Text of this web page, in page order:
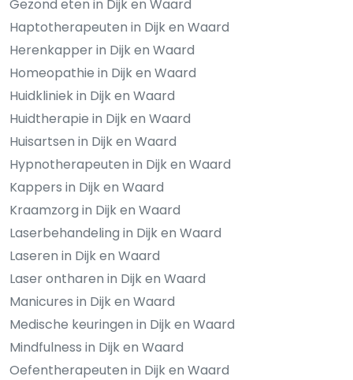
Gezond eten in Dijk en Waard
Haptotherapeuten in Dijk en Waard
Herenkapper in Dijk en Waard
Homeopathie in Dijk en Waard
Huidkliniek in Dijk en Waard
Huidtherapie in Dijk en Waard
Huisartsen in Dijk en Waard
Hypnotherapeuten in Dijk en Waard
Kappers in Dijk en Waard
Kraamzorg in Dijk en Waard
Laserbehandeling in Dijk en Waard
Laseren in Dijk en Waard
Laser ontharen in Dijk en Waard
Manicures in Dijk en Waard
Medische keuringen in Dijk en Waard
Mindfulness in Dijk en Waard
Oefentherapeuten in Dijk en Waard